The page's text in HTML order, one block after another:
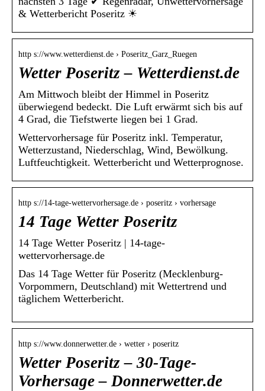
& Wetterbericht Poseritz ☀
http s://www.wetterdienst.de › Poseritz_Garz_Ruegen
Wetter Poseritz – Wetterdienst.de
Am Mittwoch bleibt der Himmel in Poseritz
überwiegend bedeckt. Die Luft erwärmt sich bis auf
4 Grad, die Tiefstwerte liegen bei 1 Grad.
Wettervorhersage für Poseritz inkl. Temperatur,
Wetterzustand, Niederschlag, Wind, Bewölkung.
Luftfeuchtigkeit. Wetterbericht und Wetterprognose.
http s://14-tage-wettervorhersage.de › poseritz › vorhersage
14 Tage Wetter Poseritz
14 Tage Wetter Poseritz | 14-tage-
wettervorhersage.de
Das 14 Tage Wetter für Poseritz (Mecklenburg-
Vorpommern, Deutschland) mit Wettertrend und
täglichem Wetterbericht.
http s://www.donnerwetter.de › wetter › poseritz
Wetter Poseritz – 30-Tage-
Vorhersage – Donnerwetter.de